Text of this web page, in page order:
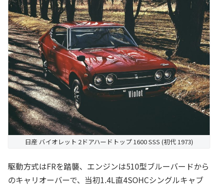
日産 バイオレット 2ドアハードトップ 1600 SSS (初代 1973)
駆動方式はFRを踏襲、エンジンは510型ブルーバードから
のキャリオーバーで、当初1.4L直4SOHCシングルキャブ